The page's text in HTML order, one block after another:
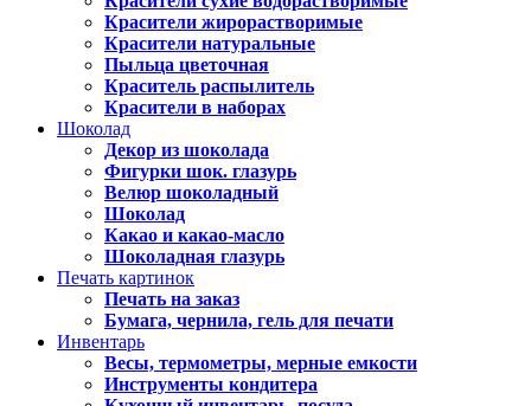
Красители жирорастворимые
Красители натуральные
Пыльца цветочная
Краситель распылитель
Красители в наборах
Шоколад
Декор из шоколада
Фигурки шок. глазурь
Велюр шоколадный
Шоколад
Какао и какао-масло
Шоколадная глазурь
Печать картинок
Печать на заказ
Бумага, чернила, гель для печати
Инвентарь
Весы, термометры, мерные емкости
Инструменты кондитера